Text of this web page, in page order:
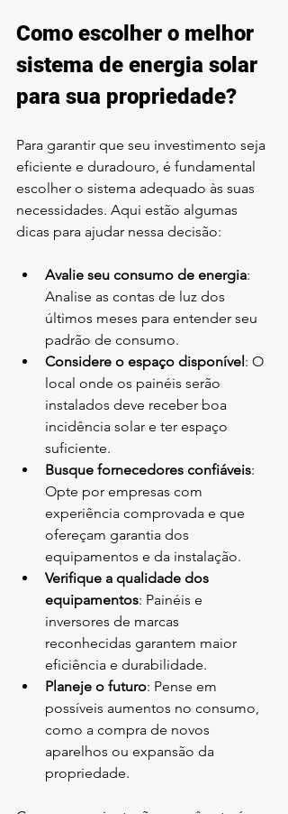
Como escolher o melhor
sistema de energia solar
para sua propriedade?
Para garantir que seu investimento seja
eficiente e duradouro, é fundamental
escolher o sistema adequado às suas
necessidades. Aqui estão algumas
dicas para ajudar nessa decisão:
Avalie seu consumo de energia:
Analise as contas de luz dos
últimos meses para entender seu
padrão de consumo.
Considere o espaço disponível: O
local onde os painéis serão
instalados deve receber boa
incidência solar e ter espaço
suficiente.
Busque fornecedores confiáveis:
Opte por empresas com
experiência comprovada e que
ofereçam garantia dos
equipamentos e da instalação.
Verifique a qualidade dos
equipamentos: Painéis e
inversores de marcas
reconhecidas garantem maior
eficiência e durabilidade.
Planeje o futuro: Pense em
possíveis aumentos no consumo,
como a compra de novos
aparelhos ou expansão da
propriedade.